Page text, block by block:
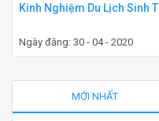
Kinh Nghiệm Du Lịch Sinh
Ngày đăng: 30 - 04 - 2020
MỚI NHẤT